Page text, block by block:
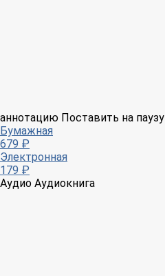
аннотацию Поставить на паузу
Бумажная
679 ₽
Электронная
179 ₽
Аудио Аудиокнига